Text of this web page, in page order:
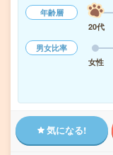
年齢層
20代
男女比率
女性
気になる!